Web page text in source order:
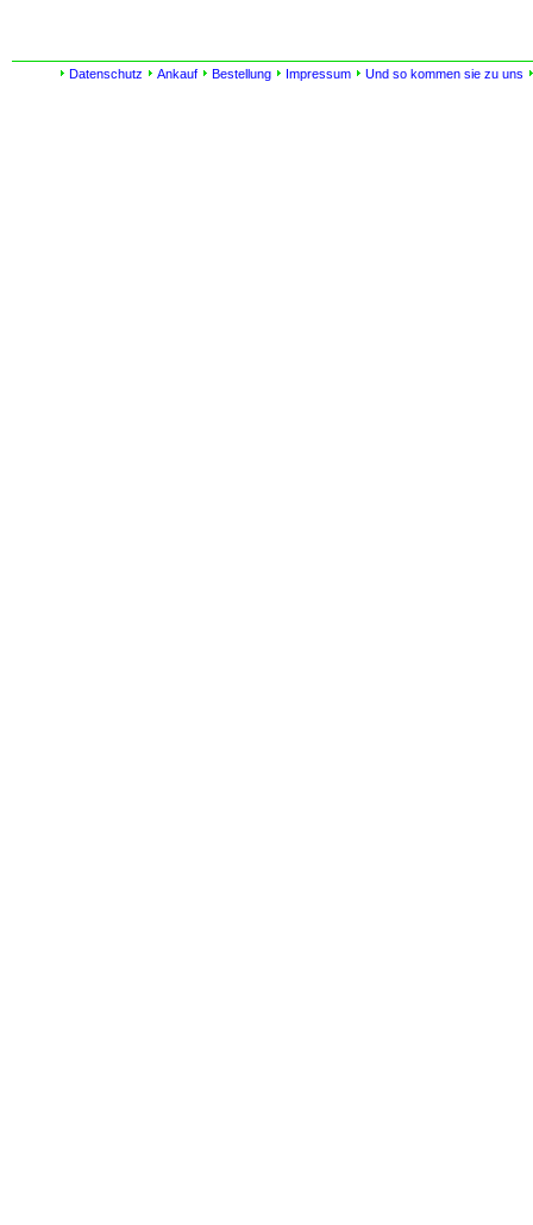
Datenschutz Ankauf Bestellung Impressum Und so kommen sie zu uns